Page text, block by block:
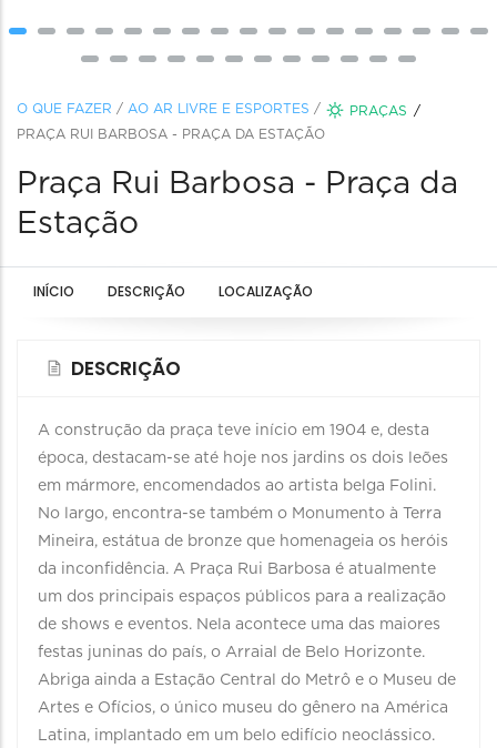
O QUE FAZER / AO AR LIVRE E ESPORTES /
PRAÇAS
PRAÇA RUI BARBOSA - PRAÇA DA ESTAÇÃO
Praça Rui Barbosa - Praça da
Estação
INÍCIO DESCRIÇÃO LOCALIZAÇÃO
DESCRIÇÃO
A construção da praça teve início em 1904 e, desta
época, destacam-se até hoje nos jardins os dois leões
em mármore, encomendados ao artista belga Folini.
No largo, encontra-se também o Monumento à Terra
Mineira, estátua de bronze que homenageia os heróis
da inconfidência. A Praça Rui Barbosa é atualmente
um dos principais espaços públicos para a realização
de shows e eventos. Nela acontece uma das maiores
festas juninas do país, o Arraial de Belo Horizonte.
Abriga ainda a Estação Central do Metrô e o Museu de
Artes e Ofícios, o único museu do gênero na América
Latina, implantado em um belo edifício neoclássico.